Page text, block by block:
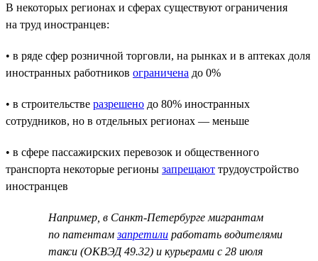
В некоторых регионах и сферах существуют ограничения
на труд иностранцев:
• в ряде сфер розничной торговли, на рынках и в аптеках доля
иностранных работников ограничена до 0%
• в строительстве разрешено до 80% иностранных
сотрудников, но в отдельных регионах — меньше
• в сфере пассажирских перевозок и общественного
транспорта некоторые регионы запрещают трудоустройство
иностранцев
Например, в Санкт-Петербурге мигрантам
по патентамзапретили работать водителями
такси (ОКВЭД 49.32) и курьерами с 28 июля